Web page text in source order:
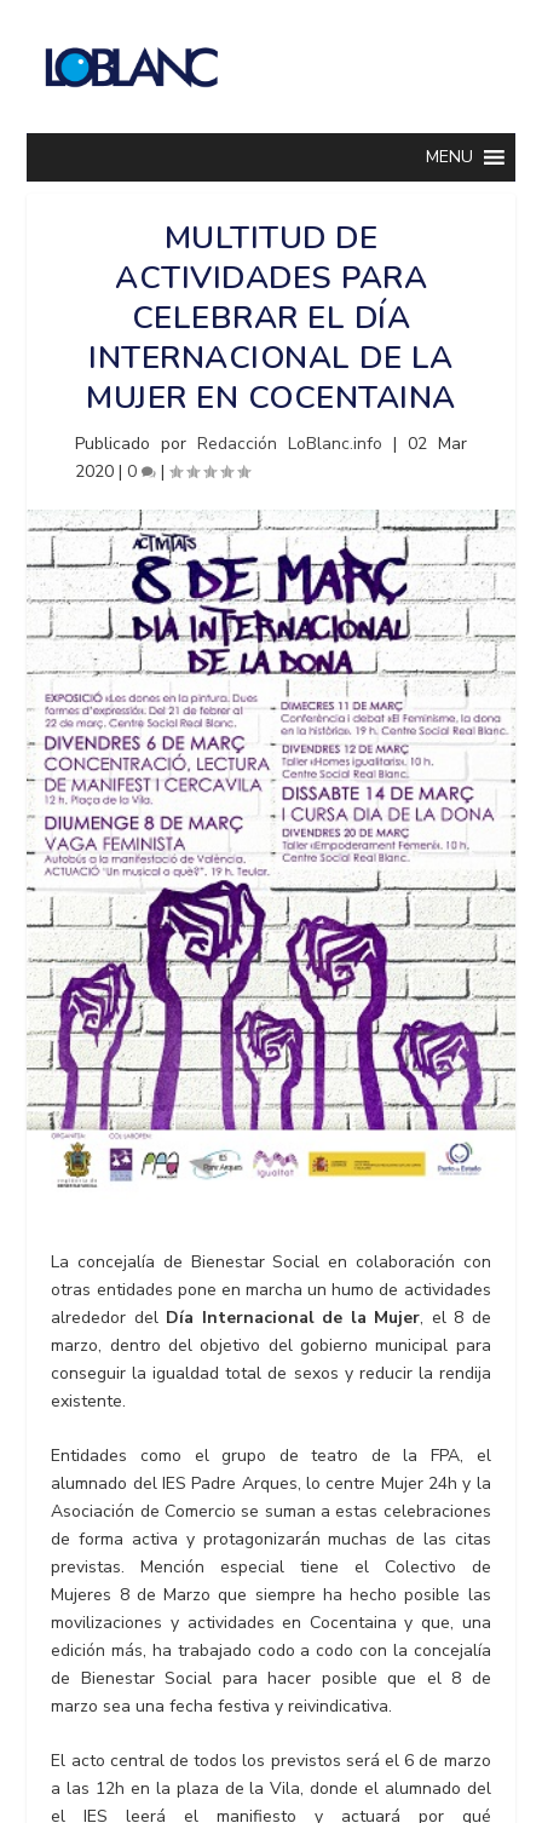
MENU
MULTITUD DE
ACTIVIDADES PARA
CELEBRAR EL DÍA
INTERNACIONAL DE LA
MUJER EN COCENTAINA
Publicado porRedacción LoBlanc.info | 02 Mar
2020 |0 |
La concejalía de Bienestar Social en colaboración con
otras entidades pone en marcha un humo de actividades
alrededor del Día Internacional de la Mujer, el 8 de
marzo, dentro del objetivo del gobierno municipal para
conseguir la igualdad total de sexos y reducir la rendija
existente.
Entidades como el grupo de teatro de la FPA, el
alumnado del IES Padre Arques, lo centre Mujer 24h y la
Asociación de Comercio se suman a estas celebraciones
de forma activa y protagonizarán muchas de las citas
previstas. Mención especial tiene el Colectivo de
Mujeres 8 de Marzo que siempre ha hecho posible las
movilizaciones y actividades en Cocentaina y que, una
edición más, ha trabajado codo a codo con la concejalía
de Bienestar Social para hacer posible que el 8 de
marzo sea una fecha festiva y reivindicativa.
El acto central de todos los previstos será el 6 de marzo
a las 12h en la plaza de la Vila, donde el alumnado del
el IES leerá el manifiesto y actuará por qué